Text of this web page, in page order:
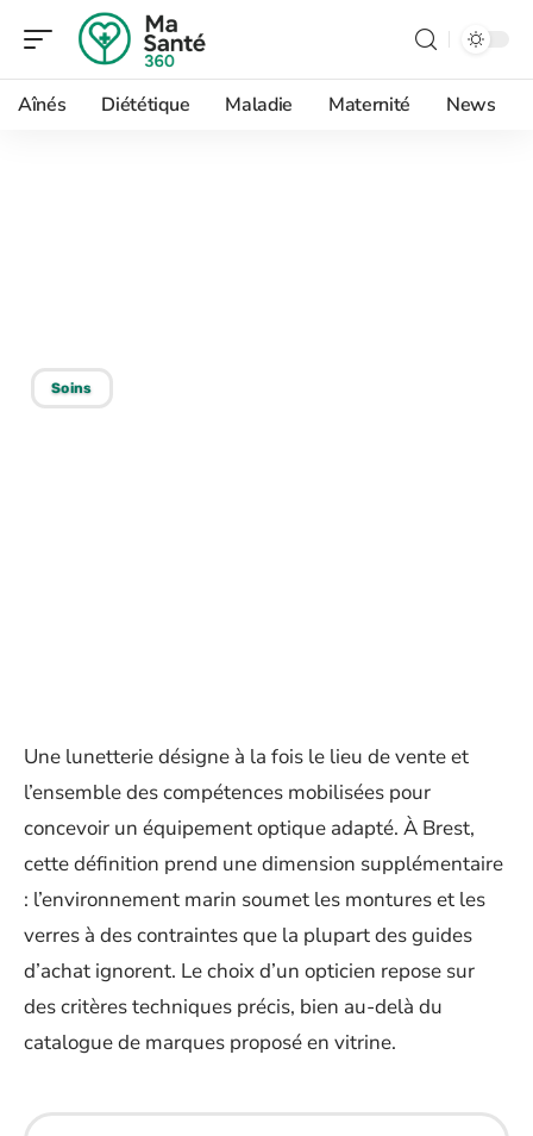
Aînés Diététique Maladie Maternité News
Soins
Une lunetterie désigne à la fois le lieu de vente et
l’ensemble des compétences mobilisées pour
concevoir un équipement optique adapté. À Brest,
cette définition prend une dimension supplémentaire
: l’environnement marin soumet les montures et les
verres à des contraintes que la plupart des guides
d’achat ignorent. Le choix d’un opticien repose sur
des critères techniques précis, bien au-delà du
catalogue de marques proposé en vitrine.